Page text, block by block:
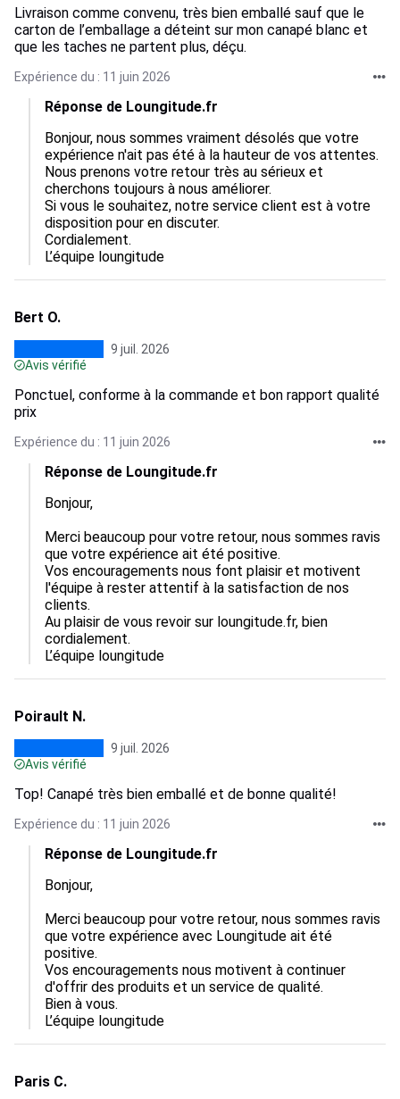
Livraison comme convenu, très bien emballé sauf que le
carton de l’emballage a déteint sur mon canapé blanc et
que les taches ne partent plus, déçu.
Expérience du : 11 juin 2026
Réponse de Loungitude.fr
Bonjour, nous sommes vraiment désolés que votre
expérience n'ait pas été à la hauteur de vos attentes.
Nous prenons votre retour très au sérieux et
cherchons toujours à nous améliorer.
Si vous le souhaitez, notre service client est à votre
disposition pour en discuter.
Cordialement.
L’équipe loungitude
Bert O.
9 juil. 2026
Avis vérifié
Ponctuel, conforme à la commande et bon rapport qualité
prix
Expérience du : 11 juin 2026
Réponse de Loungitude.fr
Bonjour,
Merci beaucoup pour votre retour, nous sommes ravis
que votre expérience ait été positive.
Vos encouragements nous font plaisir et motivent
l'équipe à rester attentif à la satisfaction de nos
clients.
Au plaisir de vous revoir sur loungitude.fr, bien
cordialement.
L’équipe loungitude
Poirault N.
9 juil. 2026
Avis vérifié
Top! Canapé très bien emballé et de bonne qualité!
Expérience du : 11 juin 2026
Réponse de Loungitude.fr
Bonjour,
Merci beaucoup pour votre retour, nous sommes ravis
que votre expérience avec Loungitude ait été
positive.
Vos encouragements nous motivent à continuer
d'offrir des produits et un service de qualité.
Bien à vous.
L’équipe loungitude
Paris C.